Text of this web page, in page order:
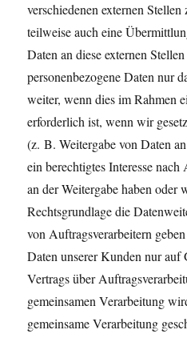
verschiedenen externen
teilweise auch eine
Daten an diese externen
personenbezogene Daten nur
weiter, wenn dies im Rahmen
erforderlich ist, wenn wir
(z. B. Weitergabe von Daten
ein berechtigtes Interesse
an der Weitergabe haben oder
Rechtsgrundlage die
von Auftragsverarbeitern
Daten unserer Kunden nur auf
Vertrags über
gemeinsamen Verarbeitung
gemeinsame Verarbeitung